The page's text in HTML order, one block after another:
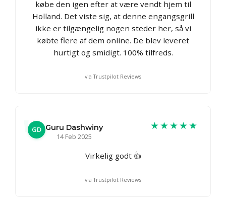
købe den igen efter at være vendt hjem til
Holland. Det viste sig, at denne engangsgrill
ikke er tilgængelig nogen steder her, så vi
købte flere af dem online. De blev leveret
hurtigt og smidigt. 100% tilfreds.
via Trustpilot Reviews
GD Guru Dashwiny
14 Feb 2025
★★★★★
Virkelig godt 👍
via Trustpilot Reviews